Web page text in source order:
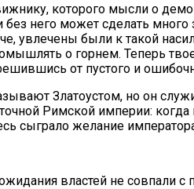
ко­то­ро­го мыс­ли о
него мо­жет сде­лать мно­го
увле­че­ны бы­ли к та­кой
о гор­нем. Те­перь
от пу­сто­го и
Зла­то­устом, но он
Рим­ской им­пе­рии:
сыг­ра­ло же­ла­ние
вла­стей не сов­па­ли